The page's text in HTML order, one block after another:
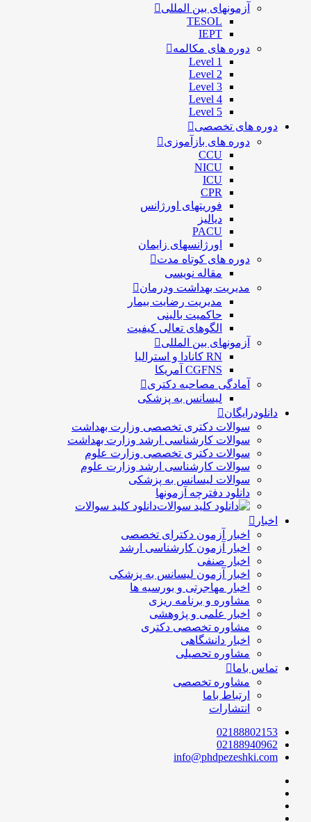
آزمونهای بین المللی
TESOL
IEPT
دوره های مکالمه
Level 1
Level 2
Level 3
Level 4
Level 5
دوره های تخصصی
دوره های بازآموزی
CCU
NICU
ICU
CPR
فوریتهای اورژانس
دیالیز
PACU
اورژانسهای زایمان
دوره های کوتاه مدت
مقاله نویسی
مدیریت بهداشت ودرمان
مديريت رضايت بيمار
حاكميت بالينی
الگوهای تعالی کيفيت
آزمونهای بین المللی
RN کانادا و استرالیا
CGFNS آمریکا
آمادگی مصاحبه دکتری
لیسانس به پزشکی
دانلودرایگان
سوالات دکتری تخصصی وزارت بهداشت
سوالات کارشناسی ارشد وزارت بهداشت
سوالات دکتری تخصصی وزارت علوم
سوالات کارشناسی ارشد وزارت علوم
سوالات لیسانس به پزشکی
دانلود دفترچه آزمونها
دانلود کلید سوالات
اخبار
اخبار آزمون دکترای تخصصی
اخبار آزمون کارشناسی ارشد
اخبار صنفی
اخبار آزمون لیسانس به پزشکی
اخبار مهاجرتی و بورسیه ها
مشاوره و برنامه ریزی
اخبار علمی و پژوهشی
مشاوره تخصصی دکتری
اخبار دانشگاهی
مشاوره تحصیلی
تماس باما
مشاوره تخصصی
ارتباط باما
انتشارات
02188802153
02188940962
info@phdpezeshki.com